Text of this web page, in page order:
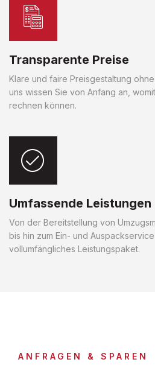
Transparente Preise
Klare und faire Preisgestaltung
uns wissen Sie von Anfang an,
rechnen können.
Umfassende Leistungen
Von der Bereitstellung von
bis hin zum Ein- und
vollumfängliches Leistungspaket.
ANFRAGEN & SPAREN